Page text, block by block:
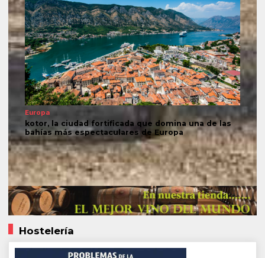
Europa
kotor, la ciudad fortificada que domina una de las
bahías más espectaculares de Europa
Hostelería